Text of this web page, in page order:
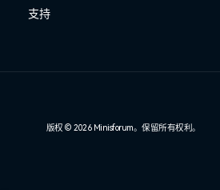
支持
版权 © 2026 Minisforum。保留所有权利。